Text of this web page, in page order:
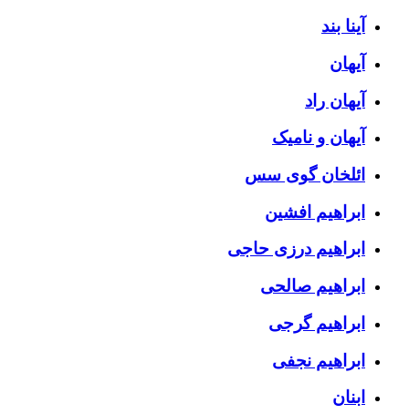
آینا بند
آیهان
آیهان راد
آیهان و نامیک
ائلخان گوی سس
ابراهیم افشین
ابراهیم درزی حاجی
ابراهیم صالحی
ابراهیم گرجی
ابراهیم نجفی
ابنان